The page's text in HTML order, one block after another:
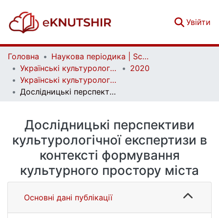
Увійти
Головна
Наукова періодика | Scientific periodicals
Українські культурологічні студії | Ukrainian Cultural Studies
2020
Українські культурологічні студії. № 1 (6)
Дослідницькі перспективи культурологічної експертизи в контексті формування культурного простору міста
Дослідницькі перспективи
культурологічної експертизи в
контексті формування
культурного простору міста
Основні дані публікації